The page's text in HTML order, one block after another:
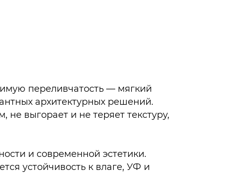
переливчатость — мягкий
архитектурных решений.
выгорает и не теряет текстуру,
и современной эстетики.
устойчивость к влаге, УФ и